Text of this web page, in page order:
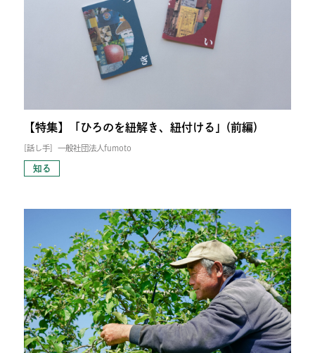
【特集】「ひろのを紐解き、紐付ける」(前編)
[話し手] 一般社団法人fumoto
知る